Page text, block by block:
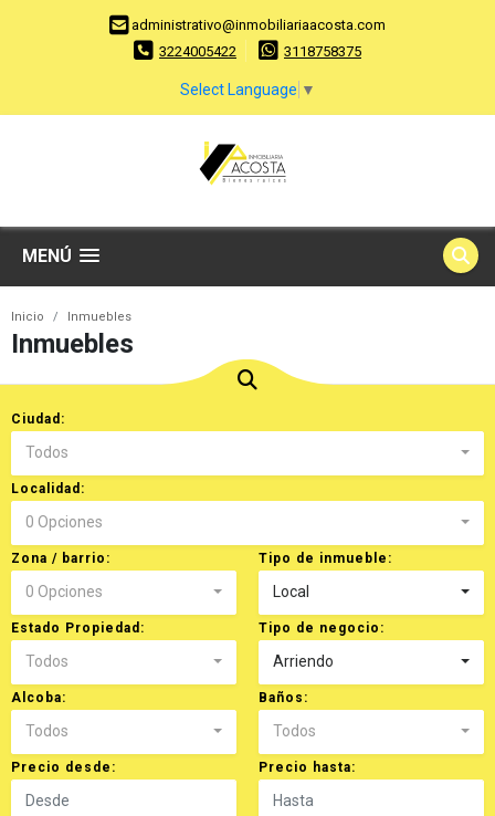
administrativo@inmobiliariaacosta.com
3224005422
3118758375
Select Language ▼
MENÚ
Inicio Inmuebles
Inmuebles
Ciudad:
Todos
Localidad:
0 Opciones
Zona / barrio:
0 Opciones
Tipo de inmueble:
Local
Estado Propiedad:
Todos
Tipo de negocio:
Arriendo
Alcoba:
Todos
Baños:
Todos
Precio desde: Precio hasta: